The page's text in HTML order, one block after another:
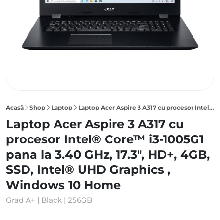
Acasă Shop Laptop Laptop Acer Aspire 3 A317 cu procesor Intel® Core™ i3-1005G1 pana la 3.40 GHz, 17.3″, HD+, 4GB, 256GB SSD, Intel® UHD Graphics , Windows 10 Home, Black
Laptop Acer Aspire 3 A317 cu
procesor Intel® Core™ i3-1005G1
pana la 3.40 GHz, 17.3", HD+, 4GB,
SSD, Intel® UHD Graphics ,
Windows 10 Home
Grad A+ | Black | 256GB